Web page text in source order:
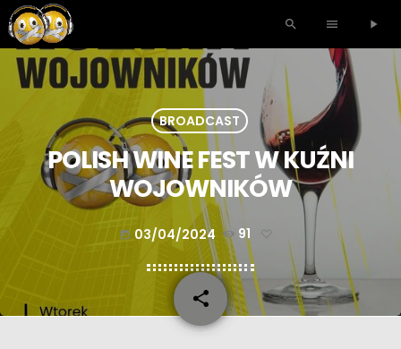
search menu play_arrow
BROADCAST
POLISH WINE FEST W KUŹNI
WOJOWNIKÓW
today 03/04/2024 91
share
email